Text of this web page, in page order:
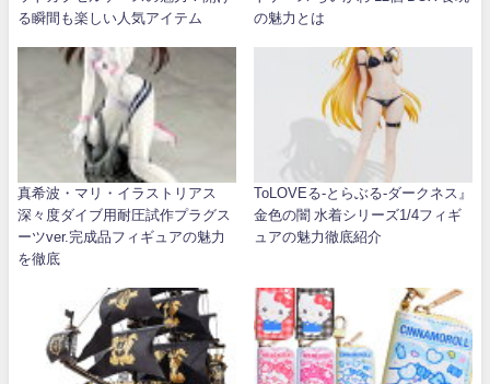
る瞬間も楽しい人気アイテム
の魅力とは
真希波・マリ・イラストリアス
深々度ダイブ用耐圧試作プラグス
ーツver.完成品フィギュアの魅力
を徹底
ToLOVEる-とらぶる-ダークネス』
金色の闇 水着シリーズ1/4フィギ
ュアの魅力徹底紹介